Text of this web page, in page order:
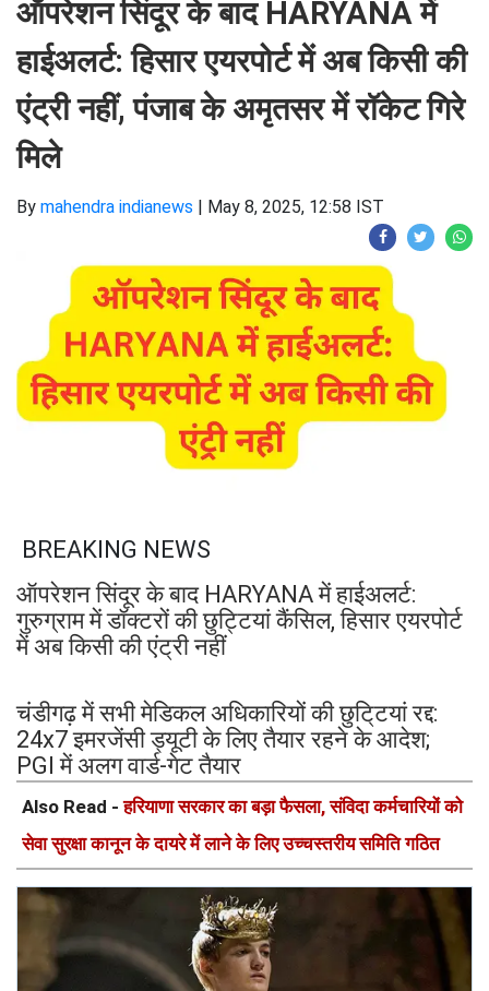
ऑपरेशन सिंदूर के बाद HARYANA में
हाईअलर्ट: हिसार एयरपोर्ट में अब किसी की
एंट्री नहीं, पंजाब के अमृतसर में रॉकेट गिरे
मिले
By mahendra indianews | May 8, 2025, 12:58 IST
BREAKING NEWS
ऑपरेशन सिंदूर के बाद HARYANA में हाईअलर्ट:
गुरुग्राम में डॉक्टरों की छुट्टियां कैंसिल, हिसार एयरपोर्ट
में अब किसी की एंट्री नहीं
चंडीगढ़ में सभी मेडिकल अधिकारियों की छुटि्टयां रद्द:
24x7 इमरजेंसी ड्यूटी के लिए तैयार रहने के आदेश;
PGI में अलग वार्ड-गेट तैयार
Also Read -हरियाणा सरकार का बड़ा फैसला, संविदा कर्मचारियों को
सेवा सुरक्षा कानून के दायरे में लाने के लिए उच्चस्तरीय समिति गठित